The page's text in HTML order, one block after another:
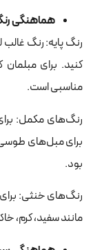
هماهنگی
رنگ پایه: رنگ
کنید. برای
مناسبی است.
رنگ‌های مکمل:
برای مبل‌های
بود.
رنگ‌های خنثی:
مانند سفید، کرم،